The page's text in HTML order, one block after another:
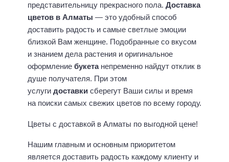
представительницу прекрасного пола. Доставка
цветов в Алматы — это удобный способ
доставить радость и самые светлые эмоции
близкой Вам женщине. Подобранные со вкусом
и знанием дела растения и оригинальное
оформление букетанепременно найдут отклик в
душе получателя. При этом
услуги доставки сберегут Ваши силы и время
на поиски самых свежих цветов по всему городу.
Цветы с доставкой в Алматы по выгодной цене!
Нашим главным и основным приоритетом
является доставить радость каждому клиенту и